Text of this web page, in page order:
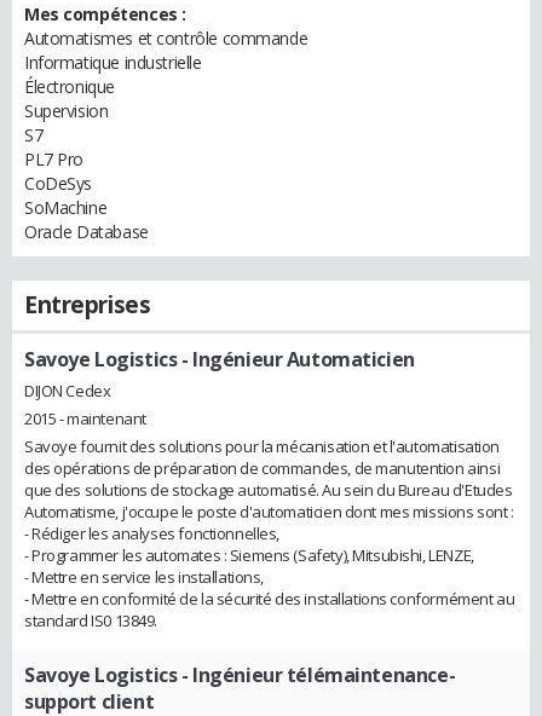
Mes compétences :
Automatismes et contrôle commande
Informatique industrielle
Électronique
Supervision
S7
PL7 Pro
CoDeSys
SoMachine
Oracle Database
Entreprises
Savoye Logistics- Ingénieur Automaticien
DIJON Cedex
2015 - maintenant
Savoye fournit des solutions pour la mécanisation et l'automatisation
des opérations de préparation de commandes, de manutention ainsi
que des solutions de stockage automatisé. Au sein du Bureau d'Etudes
Automatisme, j'occupe le poste d'automaticien dont mes missions sont :
- Rédiger les analyses fonctionnelles,
- Programmer les automates : Siemens (Safety), Mitsubishi, LENZE,
- Mettre en service les installations,
- Mettre en conformité de la sécurité des installations conformément au
standard IS0 13849.
Savoye Logistics- Ingénieur télémaintenance-
support client